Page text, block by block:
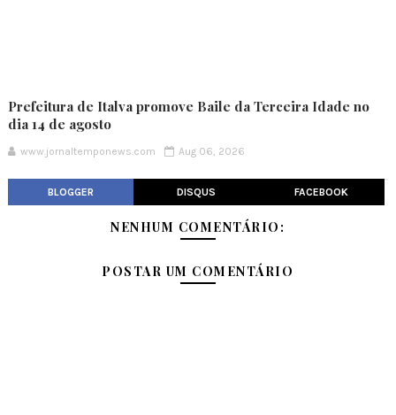
Prefeitura de Italva promove Baile da Terceira Idade no
dia 14 de agosto
www.jornaltemponews.com Aug 06, 2026
BLOGGER DISQUS FACEBOOK
NENHUM COMENTÁRIO:
POSTAR UM COMENTÁRIO